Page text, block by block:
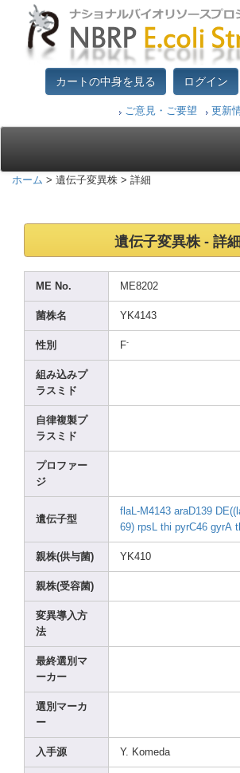
カートの中身を見る ログイン
ご意見・ご要望 更新
ホーム > 遺伝子変異株 > 詳細
遺伝子変異株 - 詳細
ME No. ME8202
菌株名 YK4143
性別 F-
組み込みプ
ラスミド
自律複製プ
ラスミド
プロファー
ジ
遺伝子型
flaL-M4143 araD139 DE((l
69) rpsL thi pyrC46 gyrA
親株(供与菌) YK410
親株(受容菌)
変異導入方
法
最終選別マ
ーカー
選別マーカ
ー
入手源 Y. Komeda